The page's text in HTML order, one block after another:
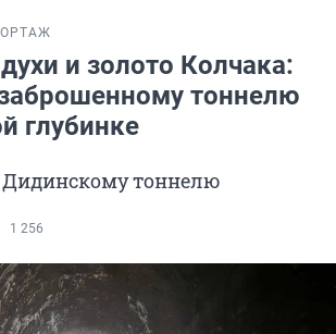
и золото Колчака:
тоннелю
глубинке
Дидинскому тоннелю
1 256